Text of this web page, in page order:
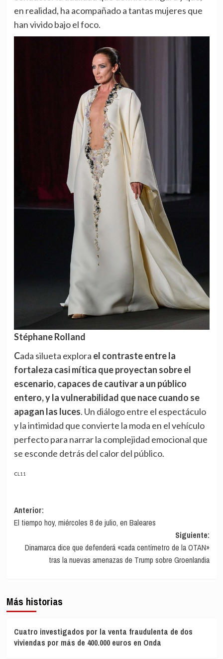
en realidad, ha acompañado a tantas mujeres que
han vivido bajo el foco.
Stéphane Rolland
Cada silueta explora el contraste entre la
fortaleza casi mítica que proyectan sobre el
escenario, capaces de cautivar a un público
entero, y la vulnerabilidad que nace cuando se
apagan las luces. Un diálogo entre el espectáculo
y la intimidad que convierte la moda en el vehículo
perfecto para narrar la complejidad emocional que
se esconde detrás del calor del público.
CL11
Navegación
de
entradas
Anterior:
El tiempo hoy, miércoles 8 de julio, en Baleares
Siguiente:
Dinamarca dice que defenderá «cada centímetro de la OTAN»
tras la nuevas amenazas de Trump sobre Groenlandia
Más historias
Cuatro investigados por la venta fraudulenta de dos
viviendas por más de 400.000 euros en Onda